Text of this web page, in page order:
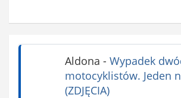
Aldona - Wypadek
motocyklistów. Jeden
(ZDJĘCIA)